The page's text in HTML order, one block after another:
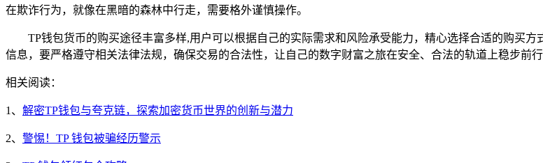
在欺诈行为，就像在黑暗的森林中行走，需要格外谨慎操作。
TP钱包货币的购买途径丰富多样,用户可以根据自己的实际需求和风险承受能力，精心选择合适的购买
信息，要严格遵守相关法律法规，确保交易的合法性，让自己的数字财富之旅在安全、合法的轨道上稳步前行
相关阅读：
1、 解密TP钱包与夸克链，探索加密货币世界的创新与潜力
2、 警惕！TP 钱包被骗经历警示